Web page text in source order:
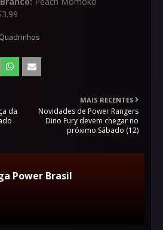
Quadrinhos
MAIS RECENTES
Novidades de Power Rangers
Dino Fury devem chegar no
próximo Sábado (12)
da
Power Brasil